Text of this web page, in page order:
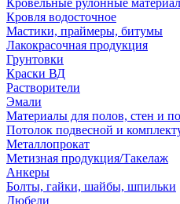
Кровельные рулонные
Кровля водосточное
Мастики, праймеры, битумы
Лакокрасочная продукция
Грунтовки
Краски ВД
Растворители
Эмали
Материалы для полов, стен и
Потолок подвесной и
Металлопрокат
Метизная продукция/Такелаж
Анкеры
Болты, гайки, шайбы, шпильки
Дюбели